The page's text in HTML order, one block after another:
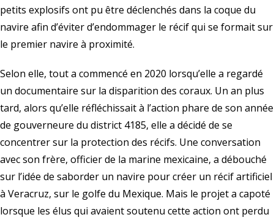
petits explosifs ont pu être déclenchés dans la coque du
navire afin d’éviter d’endommager le récif qui se formait sur
le premier navire à proximité.
Selon elle, tout a commencé en 2020 lorsqu’elle a regardé
un documentaire sur la disparition des coraux. Un an plus
tard, alors qu’elle réfléchissait à l’action phare de son année
de gouverneure du district 4185, elle a décidé de se
concentrer sur la protection des récifs. Une conversation
avec son frère, officier de la marine mexicaine, a débouché
sur l’idée de saborder un navire pour créer un récif artificiel
à Veracruz, sur le golfe du Mexique. Mais le projet a capoté
lorsque les élus qui avaient soutenu cette action ont perdu